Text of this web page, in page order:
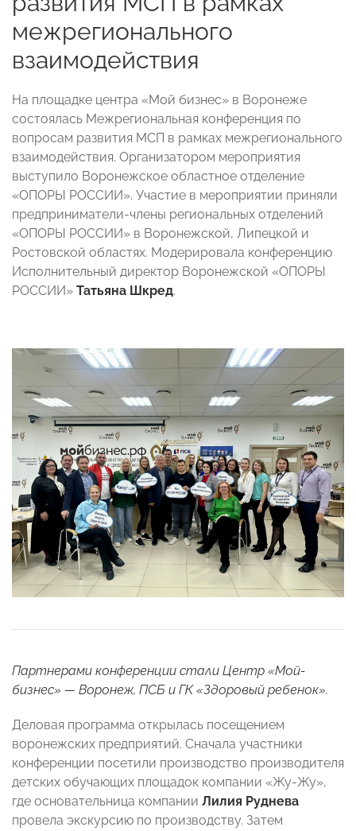
межрегионального
взаимодействия
На площадке центра «Мой бизнес» в Воронеже
состоялась Межрегиональная конференция по
вопросам развития МСП в рамках межрегионального
взаимодействия. Организатором мероприятия
выступило Воронежское областное отделение
«ОПОРЫ РОССИИ». Участие в мероприятии приняли
предприниматели-члены региональных отделений
«ОПОРЫ РОССИИ» в Воронежской, Липецкой и
Ростовской областях. Модерировала конференцию
Исполнительный директор Воронежской «ОПОРЫ
РОССИИ» Татьяна Шкред.
Партнерами конференции стали Центр «Мой-
бизнес» — Воронеж, ПСБ и ГК «Здоровый ребенок».
Деловая программа открылась посещением
воронежских предприятий. Сначала участники
конференции посетили производство производителя
детских обучающих площадок компании «Жу-Жу»,
где основательница компании Лилия Руднева
провела экскурсию по производству. Затем